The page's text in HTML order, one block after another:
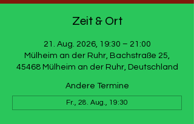
Zeit & Ort
21. Aug. 2026, 19:30 – 21:00
Mülheim an der Ruhr, Bachstraße 25,
45468 Mülheim an der Ruhr, Deutschland
Andere Termine
Fr., 28. Aug., 19:30